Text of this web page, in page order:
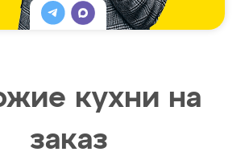
кухни на
заказ